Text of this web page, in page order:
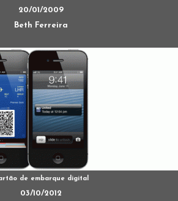
20/01/2009
Beth Ferreira
de embarque digital
03/10/2012